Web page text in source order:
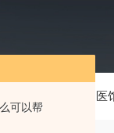
可以帮
构中医诊疗区（中